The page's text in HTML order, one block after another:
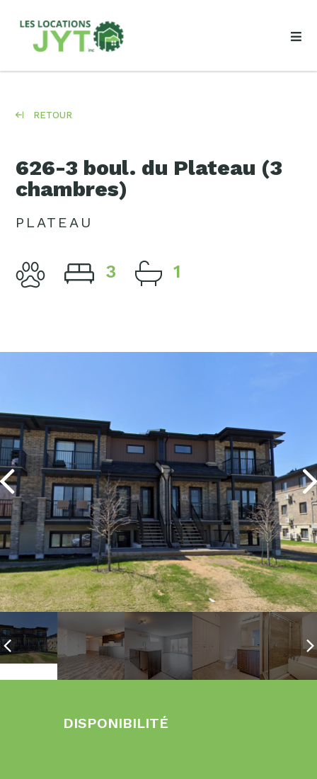
RETOUR
626-3 boul. du Plateau (3
chambres)
PLATEAU
3 1
DISPONIBILITÉ